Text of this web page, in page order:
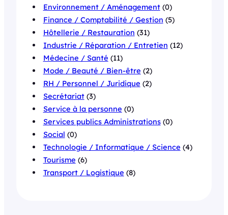
Environnement / Aménagement(0)
Finance / Comptabilité / Gestion (5)
Hôtellerie / Restauration (31)
Industrie / Réparation / Entretien (12)
Médecine / Santé (11)
Mode / Beauté / Bien-être (2)
RH / Personnel / Juridique (2)
Secrétariat(3)
Service à la personne (0)
Services publics Administrations(0)
Social (0)
Technologie / Informatique / Science (4)
Tourisme (6)
Transport / Logistique (8)